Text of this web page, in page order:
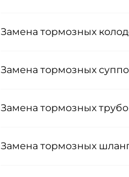
Замена тормозных
Замена тормозных
Замена тормозных
Замена тормозных